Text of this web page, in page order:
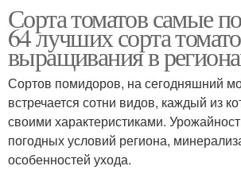
Сорта томатов самые
64 лучших сорта
выращивания в
Сортов помидоров, на сегодняшний
встречается сотни видов, каждый из
своими характеристиками.
погодных условий региона,
особенностей ухода.